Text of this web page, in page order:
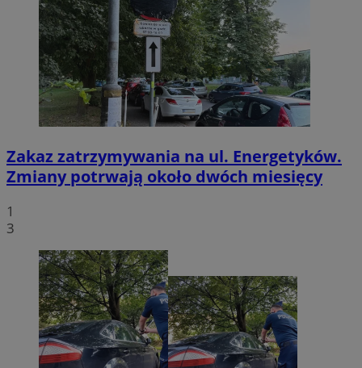
Zakaz zatrzymywania na ul. Energetyków.
Zmiany potrwają około dwóch miesięcy
1
3